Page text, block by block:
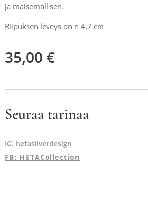
ja maisemallisen.
Riipuksen leveys on n 4,7 cm
35,00 €
Seuraa tarinaa
IG: hetasilverdesign
FB: HETACollection